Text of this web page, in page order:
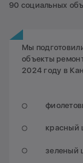
90 социальных
Мы
объекты
2024 году в
красный
зеленый